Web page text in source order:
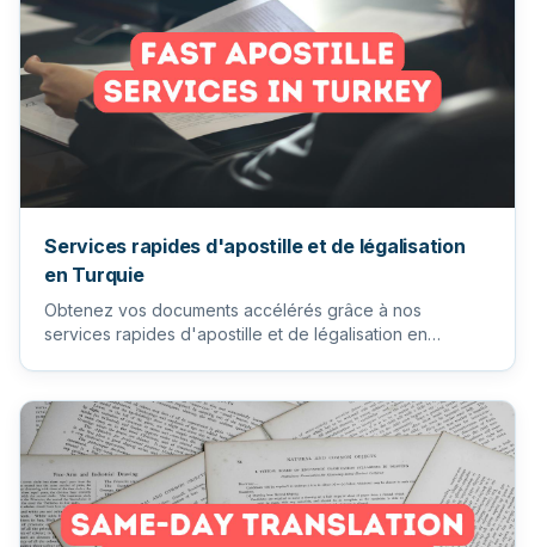
Services rapides d'apostille et de légalisation
en Turquie
Obtenez vos documents accélérés grâce à nos
services rapides d'apostille et de légalisation en